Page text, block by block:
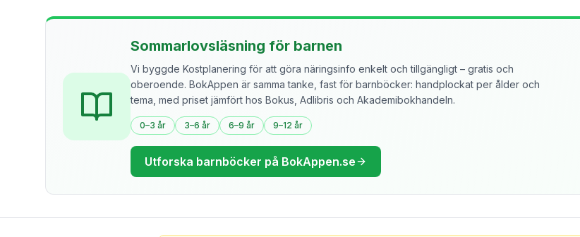
Sommarlovsläsning för barnen
Vi byggde Kostplanering för att göra näringsinfo enkelt och tillgängligt – gratis och
oberoende. BokAppen är samma tanke, fast för barnböcker: handplockat per ålder och
tema, med priset jämfört hos Bokus, Adlibris och Akademibokhandeln.
0–3 år 3–6 år 6–9 år 9–12 år
Utforska barnböcker på BokAppen.se